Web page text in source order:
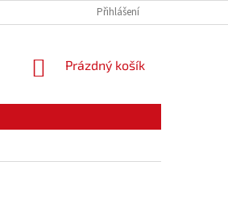
PODMÍNKY OCHRANY
Přihlášení
NÁKUPNÍ
Prázdný košík